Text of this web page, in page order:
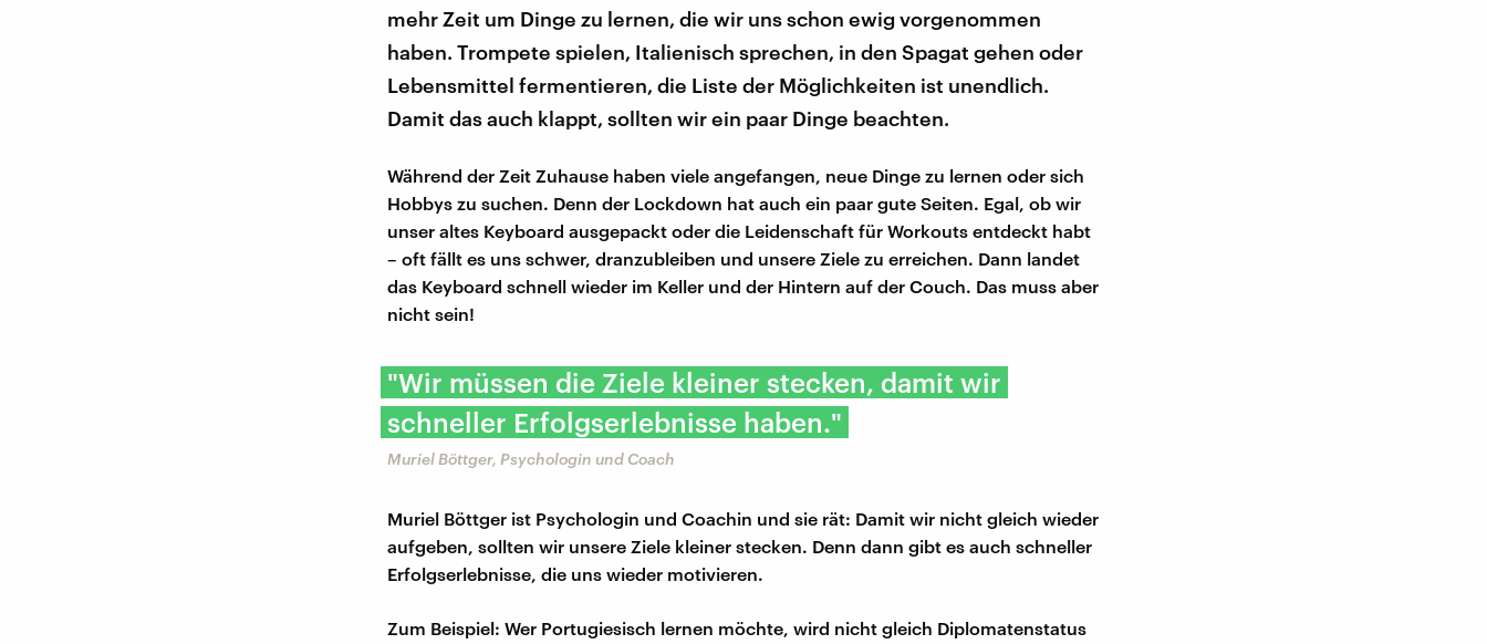
mehr Zeit um Dinge zu lernen, die wir uns schon ewig vorgenommen
haben. Trompete spielen, Italienisch sprechen, in den Spagat gehen oder
Lebensmittel fermentieren, die Liste der Möglichkeiten ist unendlich.
Damit das auch klappt, sollten wir ein paar Dinge beachten.
Während der Zeit Zuhause haben viele angefangen, neue Dinge zu lernen oder sich
Hobbys zu suchen. Denn der Lockdown hat auch ein paar gute Seiten. Egal, ob wir
unser altes Keyboard ausgepackt oder die Leidenschaft für Workouts entdeckt habt
– oft fällt es uns schwer, dranzubleiben und unsere Ziele zu erreichen. Dann landet
das Keyboard schnell wieder im Keller und der Hintern auf der Couch. Das muss aber
nicht sein!
"Wir müssen die Ziele kleiner stecken, damit wir
schneller Erfolgserlebnisse haben."
Muriel Böttger, Psychologin und Coach
Muriel Böttger ist Psychologin und Coachin und sie rät: Damit wir nicht gleich wieder
aufgeben, sollten wir unsere Ziele kleiner stecken. Denn dann gibt es auch schneller
Erfolgserlebnisse, die uns wieder motivieren.
Zum Beispiel: Wer Portugiesisch lernen möchte, wird nicht gleich Diplomatenstatus